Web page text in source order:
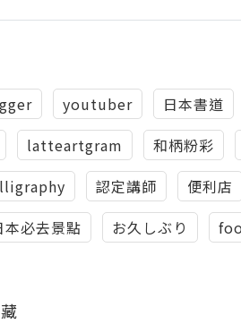
youtuber 日本書道
latteartgram 和柄粉彩
認定講師 便利店
本必去景點 お久しぶり